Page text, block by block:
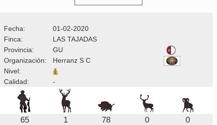
Fecha:
01-02-2020
Finca:
LAS TAJADAS
Provincia:
GU
Organización:
Herranz S C
Nivel:
Calidad:
-
65 1 78 0 0